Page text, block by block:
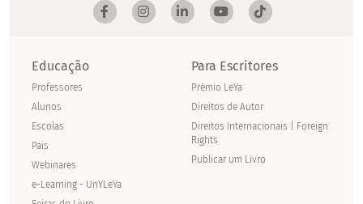
Educação
Professores
Alunos
Escolas
Pais
Webinares
e-Learning - UnYLeYa
Para Escritores
Prémio LeYa
Direitos de Autor
Direitos Internacionais | Foreign
Rights
Publicar um Livro